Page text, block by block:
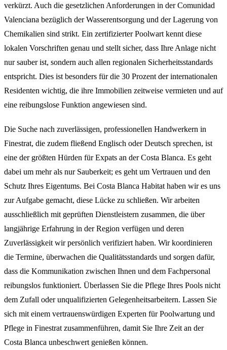
verkürzt. Auch die gesetzlichen Anforderungen in der Comunidad
Valenciana bezüglich der Wasserentsorgung und der Lagerung von
Chemikalien sind strikt. Ein zertifizierter Poolwart kennt diese
lokalen Vorschriften genau und stellt sicher, dass Ihre Anlage nicht
nur sauber ist, sondern auch allen regionalen Sicherheitsstandards
entspricht. Dies ist besonders für die 30 Prozent der internationalen
Residenten wichtig, die ihre Immobilien zeitweise vermieten und auf
eine reibungslose Funktion angewiesen sind.
Die Suche nach zuverlässigen, professionellen Handwerkern in
Finestrat, die zudem fließend Englisch oder Deutsch sprechen, ist
eine der größten Hürden für Expats an der Costa Blanca. Es geht
dabei um mehr als nur Sauberkeit; es geht um Vertrauen und den
Schutz Ihres Eigentums. Bei Costa Blanca Habitat haben wir es uns
zur Aufgabe gemacht, diese Lücke zu schließen. Wir arbeiten
ausschließlich mit geprüften Dienstleistern zusammen, die über
langjährige Erfahrung in der Region verfügen und deren
Zuverlässigkeit wir persönlich verifiziert haben. Wir koordinieren
die Termine, überwachen die Qualitätsstandards und sorgen dafür,
dass die Kommunikation zwischen Ihnen und dem Fachpersonal
reibungslos funktioniert. Überlassen Sie die Pflege Ihres Pools nicht
dem Zufall oder unqualifizierten Gelegenheitsarbeitern. Lassen Sie
sich mit einem vertrauenswürdigen Experten für Poolwartung und
Pflege in Finestrat zusammenführen, damit Sie Ihre Zeit an der
Costa Blanca unbeschwert genießen können.